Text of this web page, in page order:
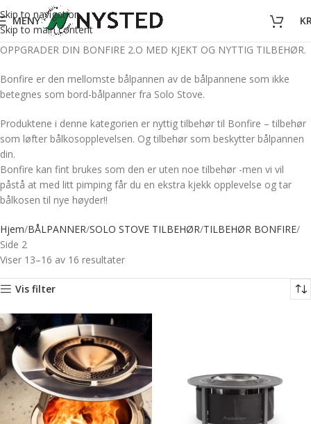
Skip to navigation
Skip to main content
MENY
OPPGRADER DIN BONFIRE 2.O MED KJEKT OG NYTTIG TILBEHØR.
Bonfire er den mellomste bålpannen av de bålpannene som ikke
betegnes som bord-bålpanner fra Solo Stove.
Produktene i denne kategorien er nyttig tilbehør til Bonfire – tilbehør
som løfter bålkosopplevelsen. Og tilbehør som beskytter bålpannen
din.
Bonfire kan fint brukes som den er uten noe tilbehør -men vi vil
påstå at med litt pimping får du en ekstra kjekk opplevelse og tar
bålkosen til nye høyder!!
Hjem BÅLPANNER SOLO STOVE TILBEHØR TILBEHØR BONFIRE
Side 2
Viser 13–16 av 16 resultater
Vis filter